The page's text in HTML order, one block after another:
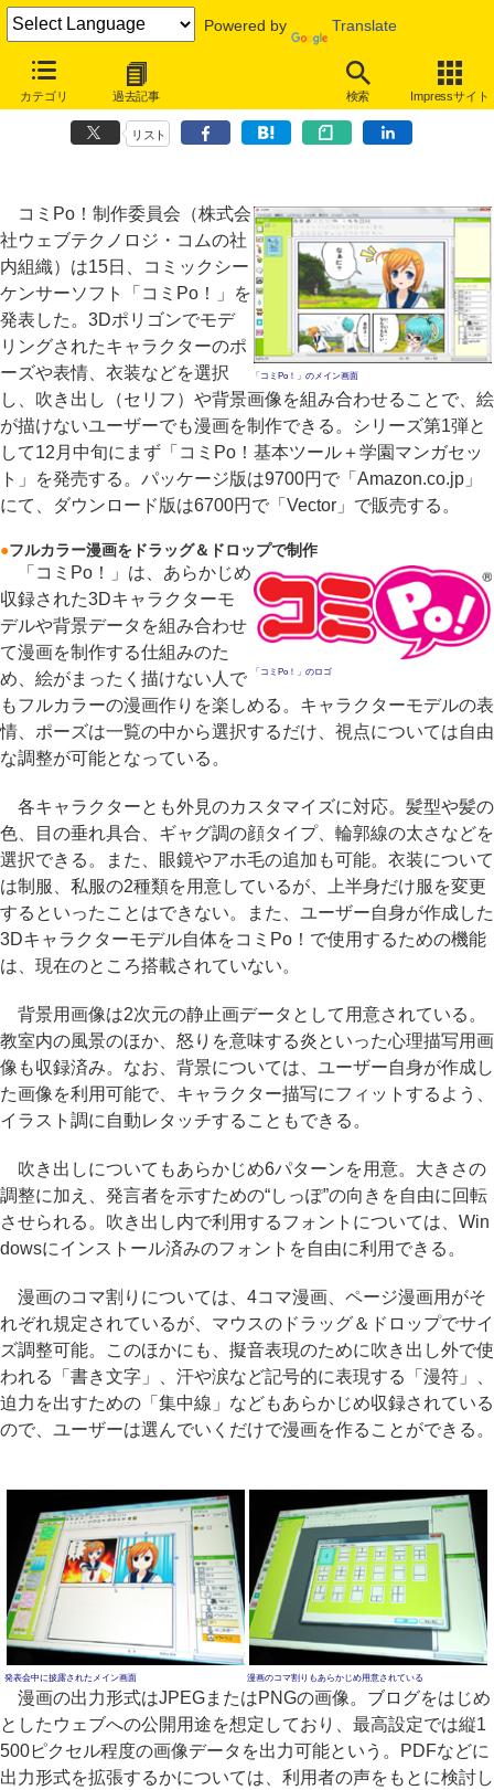
Powered by Translate
カテゴリ 過去記事 検索 Impressサイト
絵が描けなくても漫画を制作できるソフト「コミPo！」12月発売
3Dキャラの表情やポーズを自由に調整
リスト
「コミPo！」のメイン画面
コミPo！制作委員会（株式会
社ウェブテクノロジ・コムの社
内組織）は15日、コミックシー
ケンサーソフト「コミPo！」を
発表した。3Dポリゴンでモデ
リングされたキャラクターのポ
ーズや表情、衣装などを選択
し、吹き出し（セリフ）や背景画像を組み合わせることで、絵
が描けないユーザーでも漫画を制作できる。シリーズ第1弾と
して12月中旬にまず「コミPo！基本ツール＋学園マンガセッ
ト」を発売する。パッケージ版は9700円で「Amazon.co.jp」
にて、ダウンロード版は6700円で「Vector」で販売する。
●フルカラー漫画をドラッグ＆ドロップで制作
「コミPo！」のロゴ
「コミPo！」は、あらかじめ
収録された3Dキャラクターモ
デルや背景データを組み合わせ
て漫画を制作する仕組みのた
め、絵がまったく描けない人で
もフルカラーの漫画作りを楽しめる。キャラクターモデルの表
情、ポーズは一覧の中から選択するだけ、視点については自由
な調整が可能となっている。
各キャラクターとも外見のカスタマイズに対応。髪型や髪の
色、目の垂れ具合、ギャグ調の顔タイプ、輪郭線の太さなどを
選択できる。また、眼鏡やアホ毛の追加も可能。衣装について
は制服、私服の2種類を用意しているが、上半身だけ服を変更
するといったことはできない。また、ユーザー自身が作成した
3Dキャラクターモデル自体をコミPo！で使用するための機能
は、現在のところ搭載されていない。
背景用画像は2次元の静止画データとして用意されている。
教室内の風景のほか、怒りを意味する炎といった心理描写用画
像も収録済み。なお、背景については、ユーザー自身が作成し
た画像を利用可能で、キャラクター描写にフィットするよう、
イラスト調に自動レタッチすることもできる。
吹き出しについてもあらかじめ6パターンを用意。大きさの
調整に加え、発言者を示すための“しっぽ”の向きを自由に回転
させられる。吹き出し内で利用するフォントについては、Win
dowsにインストール済みのフォントを自由に利用できる。
漫画のコマ割りについては、4コマ漫画、ページ漫画用がそ
れぞれ規定されているが、マウスのドラッグ＆ドロップでサイ
ズ調整可能。このほかにも、擬音表現のために吹き出し外で使
われる「書き文字」、汗や涙など記号的に表現する「漫符」、
迫力を出すための「集中線」などもあらかじめ収録されている
ので、ユーザーは選んでいくだけで漫画を作ることができる。
発表会中に披露されたメイン画面 漫画のコマ割りもあらかじめ用意されている
漫画の出力形式はJPEGまたはPNGの画像。ブログをはじめ
としたウェブへの公開用途を想定しており、最高設定では縦1
500ピクセル程度の画像データを出力可能という。PDFなどに
出力形式を拡張するかについては、利用者の声をもとに検討し